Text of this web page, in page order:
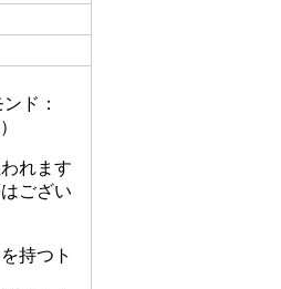
ド：
れます
ござい
持つト